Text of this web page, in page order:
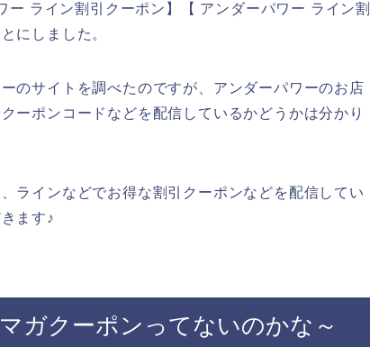
ー ライン割引クーポン】【 アンダーパワー ライン割
にしました。
のサイトを調べたのですが、アンダーパワーのお店
ーポンコードなどを配信しているかどうかは分かり
ラインなどでお得な割引クーポンなどを配信してい
ます♪
ガクーポンってないのかな～